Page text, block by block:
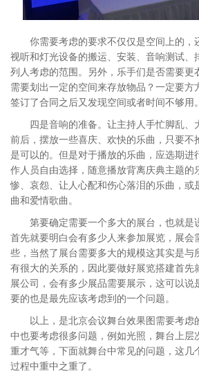
你需要考虑的要求不仅仅是空间上的，
视听和灯光设备的搬运、安装、音响测试、
列人考虑的范围。另外，乐手们是否需要更
需要划出一定的空间来存放物品？一定要方
签订了合同之后又发现空间或者时间不够用。
四是音响的准备。让主持人手忙脚乱、
前后，摆放一些喜庆、欢快的乐曲，只要不
是可以的。但是对于播放的乐曲，应选期进
作人员自由选择，随意播放背离庆典主题的
惨、哀怨、让人心配和伤心落泪的乐曲，或
曲和爱情歌曲。
第要确定需要一个多大的展台，也就是
首先就要明白会有多少人来参加展览，展会
些，当然了展台需要多大的规模这其实是与
有很大的关系的，因此要做好展览搭建首先
展公司，会有多少展品需要展示，这可以说
要的也是最先应该考虑到的一个问题。
以上，是北京会议舞台效果图需要考虑
中也要考虑很多问题，例如光照，舞台上层
重才气等，下面就舞台中常见的问题，这几
过程中重中之重了。